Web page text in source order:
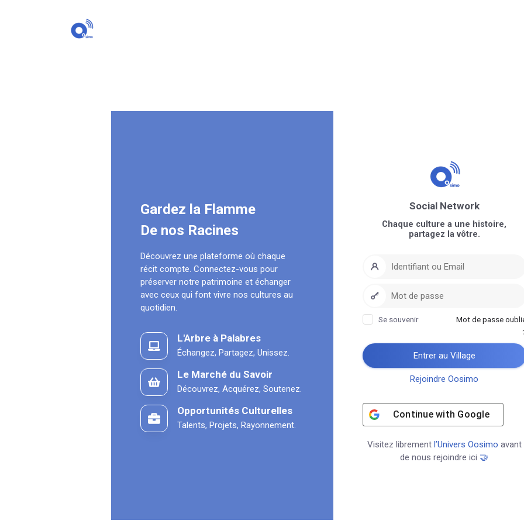
Gardez la Flamme
De nos Racines
Découvrez une plateforme où chaque
récit compte. Connectez-vous pour
préserver notre patrimoine et échanger
avec ceux qui font vivre nos cultures au
quotidien.
L'Arbre à Palabres
Échangez, Partagez, Unissez.
Le Marché du Savoir
Découvrez, Acquérez, Soutenez.
Opportunités Culturelles
Talents, Projets, Rayonnement.
Social Network
Chaque culture a une histoire,
partagez la vôtre.
Se souvenir
Mot de passe
Entrer au Village
Rejoindre Oosimo
Continue with Google
Visitez librement l’Univers Oosimo avant
de nous rejoindre ici 🤝